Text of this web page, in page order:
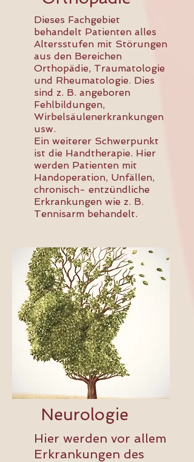
Dieses Fachgebiet
behandelt Patienten alles
Altersstufen mit Störungen
aus den Bereichen
Orthopädie, Traumatologie
und Rheumatologie. Dies
sind z. B. angeboren
Fehlbildungen,
Wirbelsäulenerkrankungen
usw.
Ein weiterer Schwerpunkt
ist die Handtherapie. Hier
werden Patienten mit
Handoperation, Unfällen,
chronisch- entzündliche
Erkrankungen wie z. B.
Tennisarm behandelt.
Neurologie
Hier werden vor allem
Erkrankungen des